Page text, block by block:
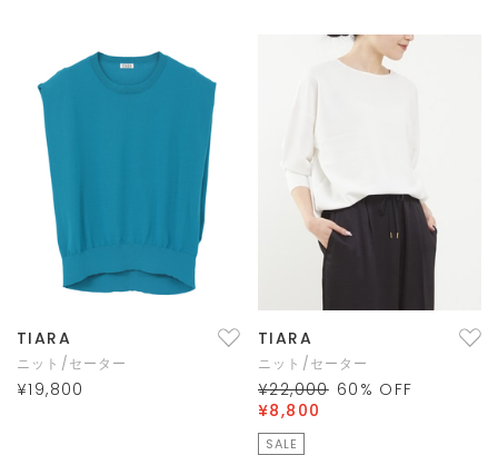
TIARA
ニット/セーター
¥19,800
TIARA
ニット/セーター
¥22,000 60 % OFF
¥8,800
SALE